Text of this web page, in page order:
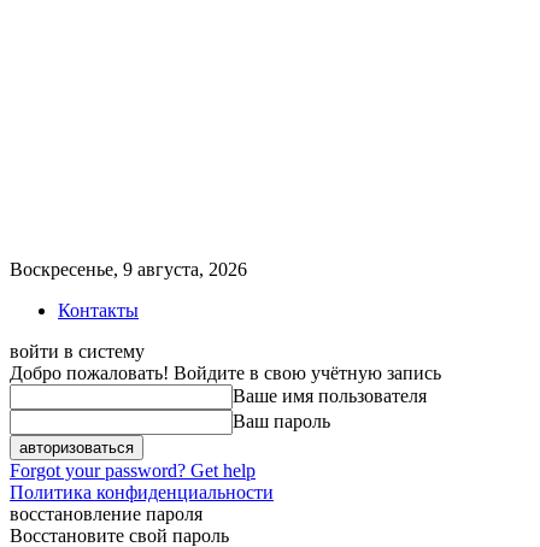
Воскресенье, 9 августа, 2026
Контакты
войти в систему
Добро пожаловать! Войдите в свою учётную запись
Ваше имя пользователя
Ваш пароль
Forgot your password? Get help
Политика конфиденциальности
восстановление пароля
Восстановите свой пароль